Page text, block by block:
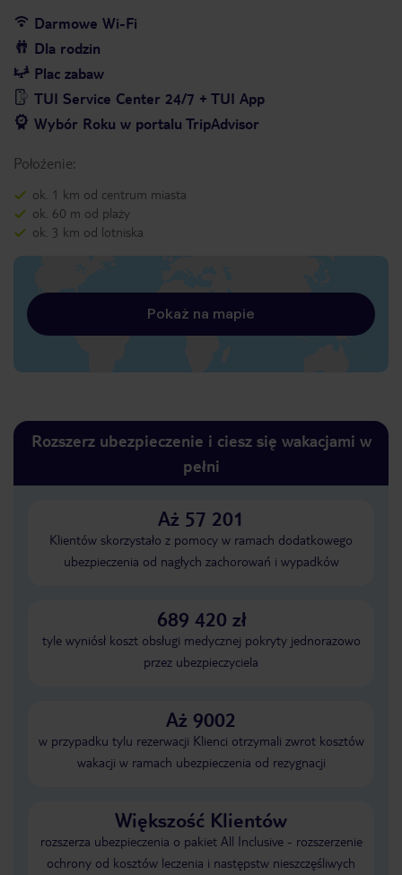
Darmowe Wi-Fi
Dla rodzin
Plac zabaw
TUI Service Center 24/7 + TUI App
Wybór Roku w portalu TripAdvisor
Położenie:
ok. 1 km od centrum miasta
ok. 60 m od plaży
ok. 3 km od lotniska
Pokaż na mapie
Rozszerz ubezpieczenie i ciesz się wakacjami w
pełni
Aż 57 201
Klientów skorzystało z pomocy w ramach dodatkowego
ubezpieczenia od nagłych zachorowań i wypadków
689 420 zł
tyle wyniósł koszt obsługi medycznej pokryty jednorazowo
przez ubezpieczyciela
Aż 9002
w przypadku tylu rezerwacji Klienci otrzymali zwrot kosztów
wakacji w ramach ubezpieczenia od rezygnacji
Większość Klientów
rozszerza ubezpieczenia o pakiet All Inclusive - rozszerzenie
ochrony od kosztów leczenia i następstw nieszczęśliwych